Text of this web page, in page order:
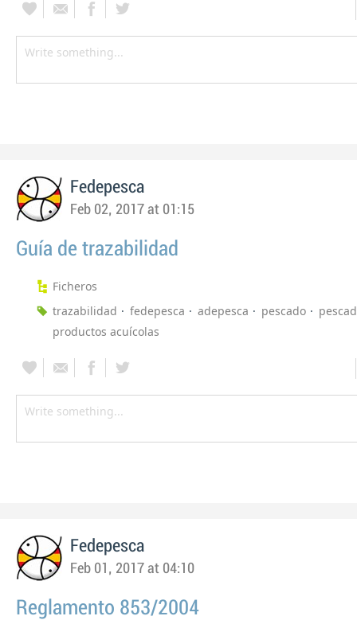
Fedepesca
Feb 02, 2017 at 01:15
Guía de trazabilidad
Ficheros
trazabilidad
fedepesca adepesca pescado
productos acuícolas
Fedepesca
Feb 01, 2017 at 04:10
Reglamento 853/2004